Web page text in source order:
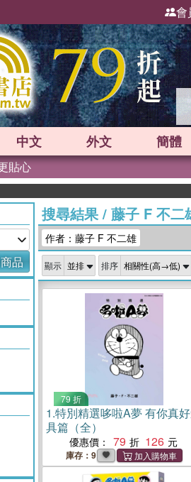
會
中文 外文 簡體
貼心
品
搜尋結果/ 藤子 F 不二
作者：藤子 F 不二雄
顯示 排序
79 折
1.特別精選哆啦A夢 有你真
具篇（全）
優惠價： 79 126
庫存：9